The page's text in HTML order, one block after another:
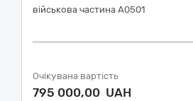
військова частина А0501
Очікувана вартість
795 000,00 UAH